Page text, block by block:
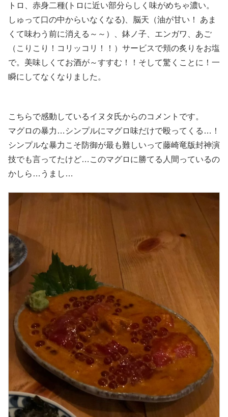
トロ、赤身二種(トロに近い部分らしく味がめちゃ濃い。
しゅって口の中からいなくなる)、脳天（油が甘い！ あま
くて味わう前に消える～～）、鉢ノ子、エンガワ、あご
（こりこり！コリッコリ！！）サービスで頬の炙りをお塩
で。美味しくてお酒が～すすむ！！そして驚くことに！一
瞬にしてなくなりました。
こちらで感動しているイヌタ氏からのコメントです。
マグロの暴力…シンプルにマグロ味だけで殴ってくる…！
シンプルな暴力こそ防御が最も難しいって藤崎竜版封神演
技でも言ってたけど…このマグロに勝てる人間っているの
かしら…うまし…